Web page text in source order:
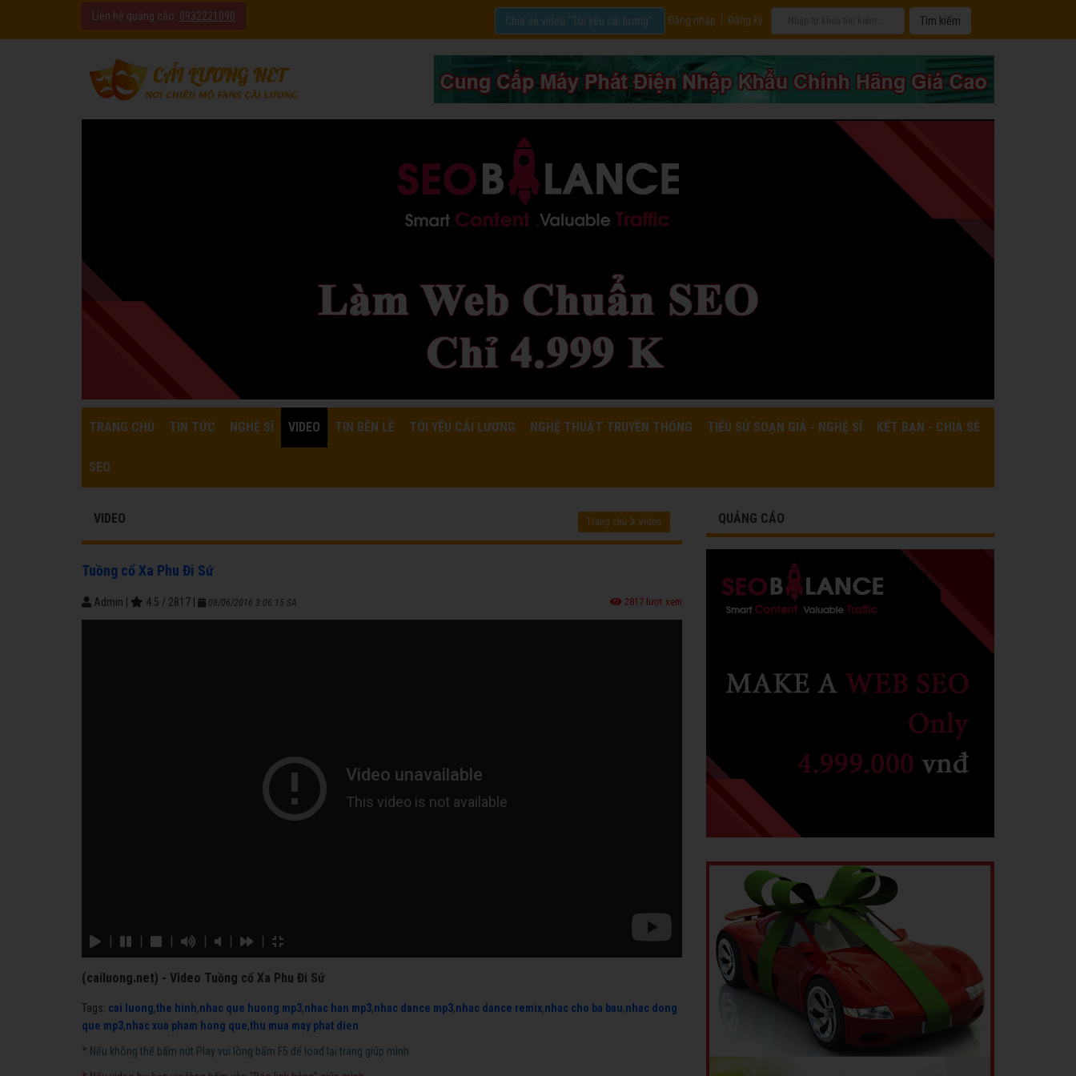
Liên hệ quảng cáo: 0932221090 Đăng nhập Đăng ký
Chia sẻ video "Tôi yêu cải lương".
TRANG CHỦ TIN TỨC NGHỆ SĨ VIDEO TIN BÊN LỀ TÔI YÊU CẢI LƯƠNG NGHỆ THUẬT TRUYỀN THỐNG TIỂU SỬ SOẠN GIẢ - NGHỆ SĨ KẾT BẠN - CHIA SẺ
SEO
VIDEO Trang chủ Video
Tuồng cổ Xa Phu Đi Sứ
Admin 4.5 / 2817 08/06/2016 3:06:15 SA 2817 lượt xem
| | | | | |
(cailuong.net) - Video Tuồng cổ Xa Phu Đi Sứ
Tags: cai luong,the hinh,nhac que huong mp3,nhac han mp3,nhac dance mp3,nhac dance remix,nhac cho ba bau,nhac dong
que mp3,nhac xua pham hong que,thu mua may phat dien
* Nếu không thể bấm nút Play vui lòng bấm F5 để load lại trang giúp mình.
QUẢNG CÁO